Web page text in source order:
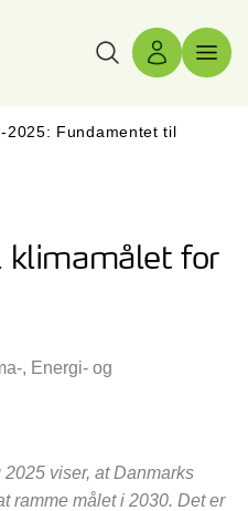
Søg Log ind
2025: Fundamentet til
for
, Energi- og
viser, at Danmarks
ramme målet i 2030. Det er